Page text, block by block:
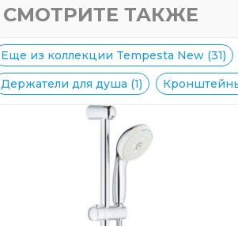
СМОТРИТЕ ТАКЖЕ
Еще из коллекции Tempesta New (31)
Держатели для душа (1)